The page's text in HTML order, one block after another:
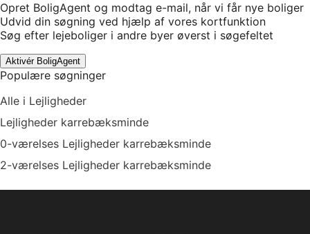
Opret BoligAgent og modtag e-mail, når vi får nye boliger
Udvid din søgning ved hjælp af vores kortfunktion
Søg efter lejeboliger i andre byer øverst i søgefeltet
Aktivér BoligAgent
Populære søgninger
Alle i Lejligheder
Lejligheder karrebæksminde
0-værelses Lejligheder karrebæksminde
2-værelses Lejligheder karrebæksminde